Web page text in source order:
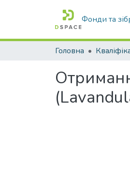
Фонди та
Головна